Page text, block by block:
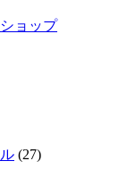
ョップ
(27)